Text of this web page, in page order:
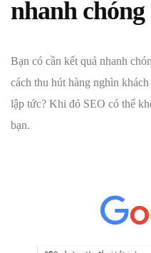
nhanh chóng
Bạn có cần kết quả nhanh
cách thu hút hàng nghìn
lập tức? Khi đó SEO có thể
bạn.